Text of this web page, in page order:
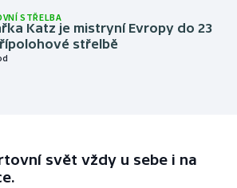
STŘELBA
Katz je mistryní Evropy do 23
střelbě
svět vždy u sebe i na